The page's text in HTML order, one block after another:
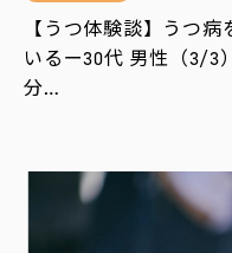
【うつ体験談】うつ
いるー30代 男性（3/3
分…